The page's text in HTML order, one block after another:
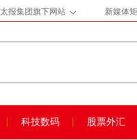
太报集团旗下网站 新媒体
科技数码 股票外汇